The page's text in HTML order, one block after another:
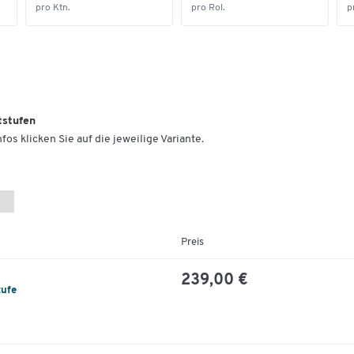
pro Ktn. pro Rol.
klicken Sie auf die jeweilige Variante.
Preis
239,00 €